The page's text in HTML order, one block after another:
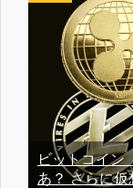
ビットコイン
あ？ さらに仮